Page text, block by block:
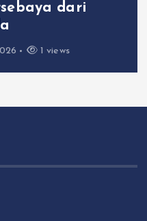
dari
1 views